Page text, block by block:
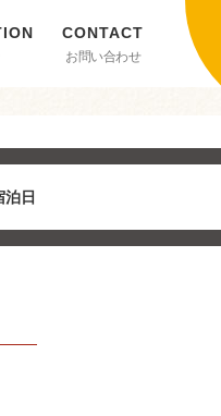
お問い合わせ